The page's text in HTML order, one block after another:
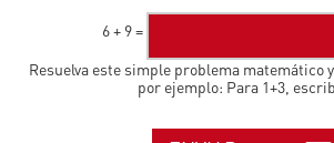
6 + 9 =
Resuelva este simple problema matemático
por ejemplo: Para 1+3,